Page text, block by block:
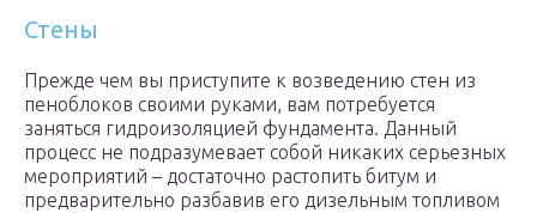
Стены
Прежде чем вы приступите к возведению стен из
пеноблоков своими руками, вам потребуется
заняться гидроизоляцией фундамента. Данный
процесс не подразумевает собой никаких серьезных
мероприятий – достаточно растопить битум и
предварительно разбавив его дизельным топливом